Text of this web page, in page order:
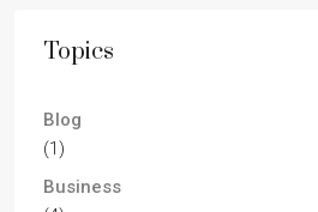
Topics
Blog
(1)
Business